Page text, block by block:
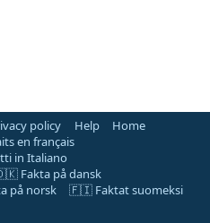
policy Help
Home
en français
in Italiano
Fakta på dansk
på norsk
🇫🇮 Faktat suomeksi